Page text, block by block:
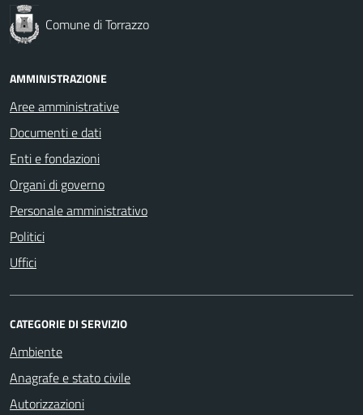
Comune di Torrazzo
AMMINISTRAZIONE
Aree amministrative
Documenti e dati
Enti e fondazioni
Organi di governo
Personale amministrativo
Politici
Uffici
CATEGORIE DI SERVIZIO
Ambiente
Anagrafe e stato civile
Autorizzazioni